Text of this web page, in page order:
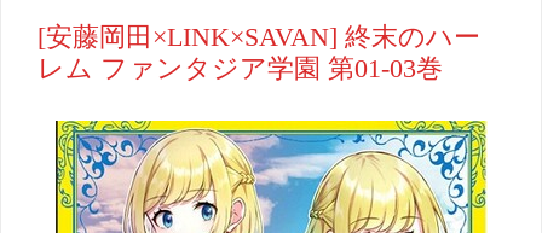
[安藤岡田×LINK×SAVAN] 終末のハー
レム ファンタジア学園 第01-03巻